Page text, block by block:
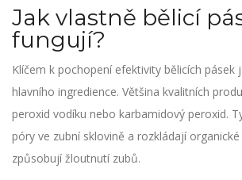
Jak vlastně bělicí
fungují?
Klíčem k pochopení efektivity bělicích pásek
hlavního ingredience. Většina kvalitních
peroxid vodíku nebo karbamidový peroxid.
póry ve zubní sklovině a rozkládají
způsobují žloutnutí zubů.